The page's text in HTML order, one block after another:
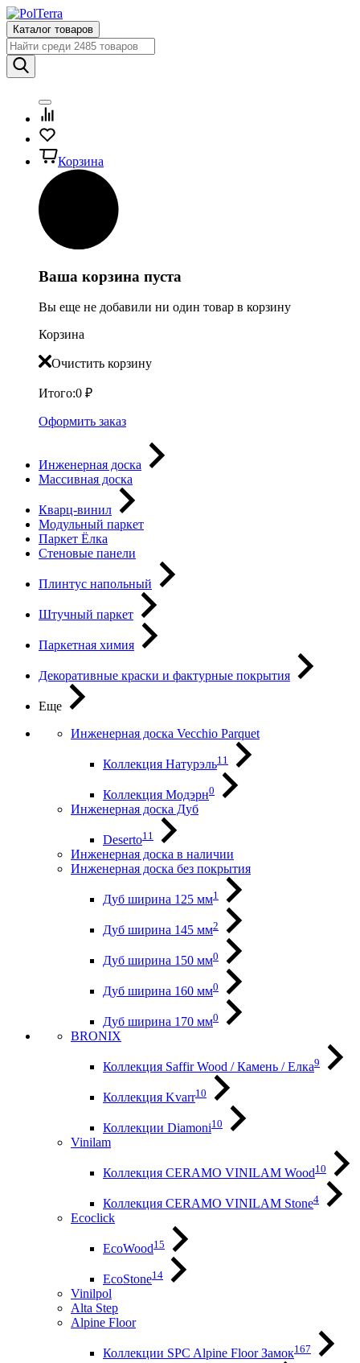
Каталог товаров
Корзина
Ваша корзина пуста
Вы еще не добавили ни один товар в корзину
Корзина
Очистить корзину
Итого:0 ₽
Оформить заказ
Инженерная доска
Массивная доска
Кварц-винил
Модульный паркет
Паркет Ёлка
Стеновые панели
Плинтус напольный
Штучный паркет
Паркетная химия
Декоративные краски и фактурные покрытия
Еще
Инженерная доска Vecchio Parquet
Коллекция Натурэль11
Коллекция Модэрн0
Инженерная доска Дуб
Deserto11
Инженерная доска в наличии
Инженерная доска без покрытия
Дуб ширина 125 мм1
Дуб ширина 145 мм2
Дуб ширина 150 мм0
Дуб ширина 160 мм0
Дуб ширина 170 мм0
BRONIX
Коллекция Saffir Wood / Камень / Елка9
Коллекция Kvarr10
Коллекции Diamoni10
Vinilam
Коллекция CERAMO VINILAM Wood10
Коллекция CERAMO VINILAM Stone4
Ecoclick
EcoWood15
EcoStone14
Vinilpol
Alta Step
Alpine Floor
Коллекции SPC Alpine Floor Замок167